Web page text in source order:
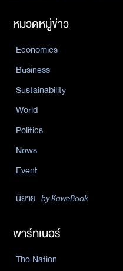
หมวดหมู่ข่าว
Economics
Business
Sustainability
World
Politics
News
Event
นิยาย by KaweBook
พาร์ทเนอร์
The Nation